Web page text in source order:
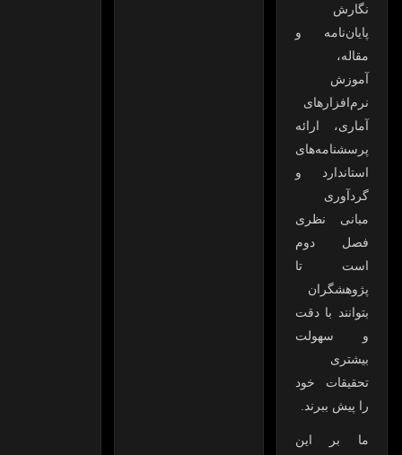
نگارش
پایان‌نامه و
مقاله،
آموزش
نرم‌افزارهای
آماری، ارائه
پرسشنامه‌های
استاندارد و
گردآوری
مبانی نظری
فصل دوم
است تا
پژوهشگران
بتوانند با دقت
و سهولت
بیشتری
تحقیقات خود
را پیش ببرند.
ما بر این